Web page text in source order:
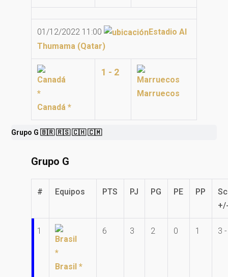
01/12/2022 11:00
Estadio Al
Thumama (Qatar)
Canadá *
1 - 2
Marruecos
Grupo G 🇧🇷 🇷🇸 🇨🇭 🇨🇲
Grupo G
# Equipos PTS PJ PG PE PP
1
Brasil *
6 3 2 0 1 3